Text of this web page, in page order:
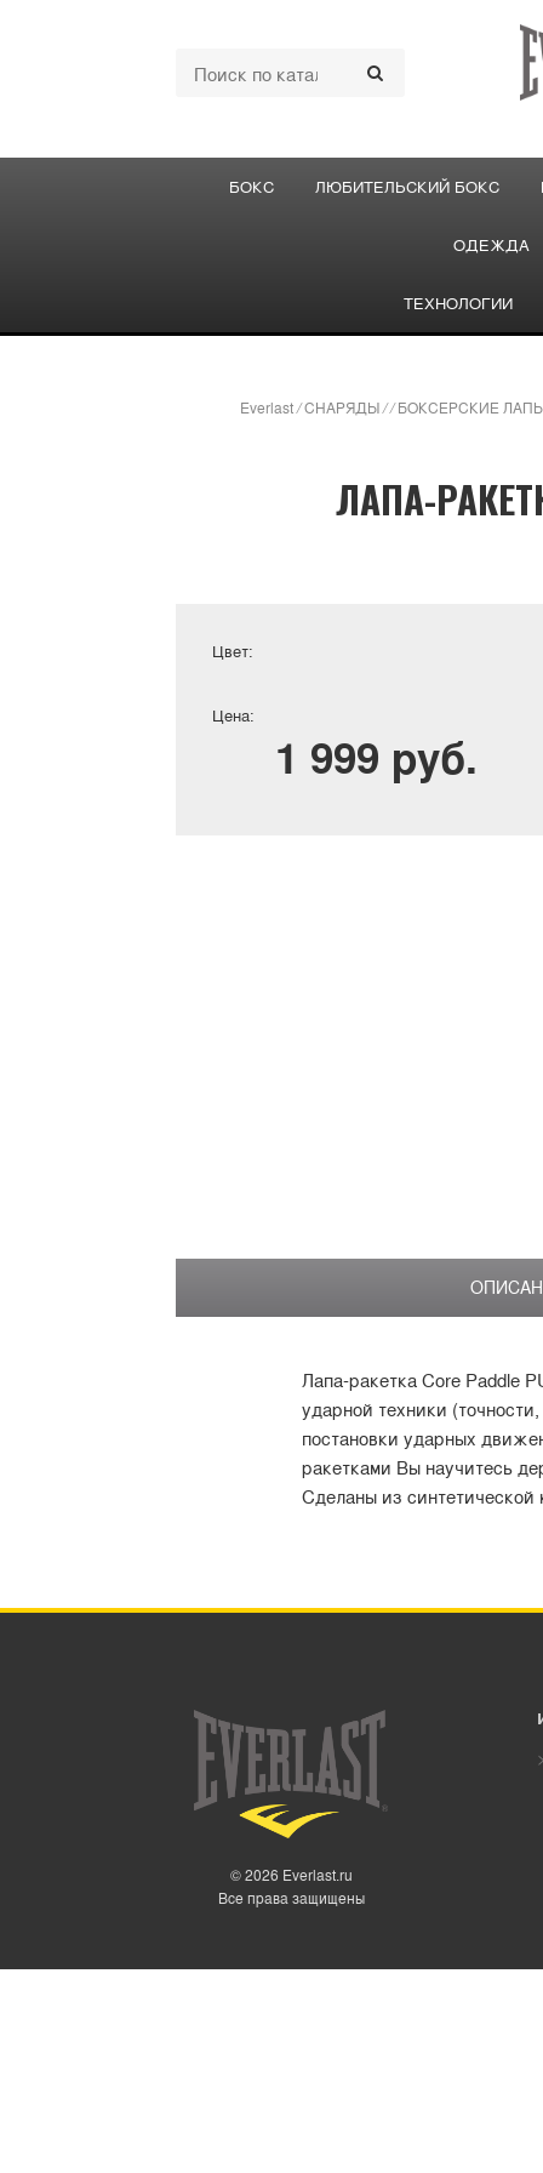
БОКС ЛЮБИТЕЛЬСКИЙ БОКС
ОДЕЖДА
ТЕХНОЛОГИИ
Everlast / СНАРЯДЫ / / БОКСЕРСКИЕ
ЛАПА-
Цвет:
Цена:
1 999 руб.
Лапа-ракетка Core Paddle
ударной техники
постановки ударных
ракетками Вы научитесь
Сделаны из
© 2026 Everlast.ru
Все права защищены